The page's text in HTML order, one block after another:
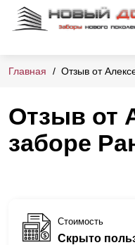
Главная Отзыв от
Отзыв от
заборе
Стоимость
Скрыто